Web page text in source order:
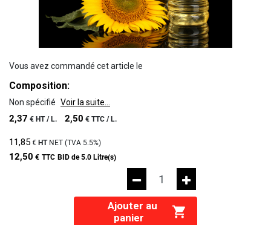
Vous avez commandé cet article le
Composition:
Non spécifié Voir la suite...
2,37 € HT / L. 2,50 € TTC / L.
11,85 € HTNET (TVA 5.5%)
12,50 € TTC BID de 5.0 Litre(s)
Ajouter au
panier